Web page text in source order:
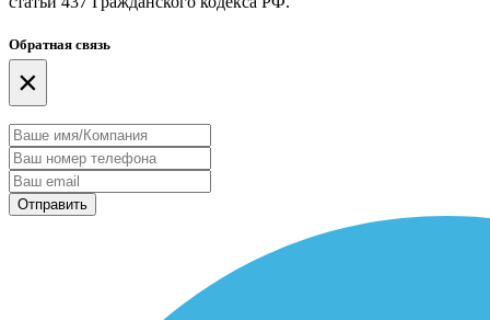
Обратная связь
×
Отправить